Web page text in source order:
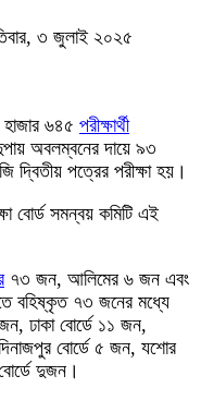
৩ জুলাই ২০২৫
হাজার ৬৪৫ পরীক্ষার্থী
অবলম্বনের দায়ে ৯৩
দ্বিতীয় পত্রের পরীক্ষা হয়।
বোর্ড সমন্বয় কমিটি এই
৭৩ জন, আলিমের ৬ জন এবং
বহিষ্কৃত ৭৩ জনের মধ্যে
ঢাকা বোর্ডে ১১ জন,
বোর্ডে ৫ জন, যশোর
দুজন।